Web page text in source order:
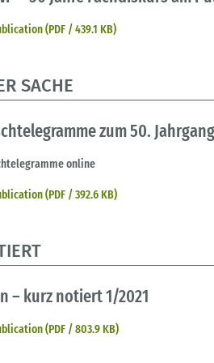
(PDF / 439.1 KB)
SACHE
zum 50. Jahrgang
online
(PDF / 392.6 KB)
– kurz notiert 1/2021
(PDF / 803.9 KB)